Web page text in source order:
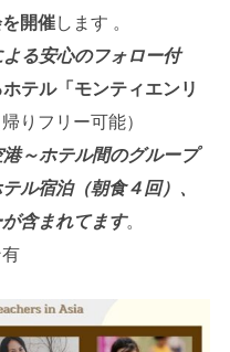
開催します 。
る安心のフォロー付
テル「モンティエンリ
りフリー可能）
～ホテル間のグループ
ル宿泊（朝食４回）、
含まれてます。